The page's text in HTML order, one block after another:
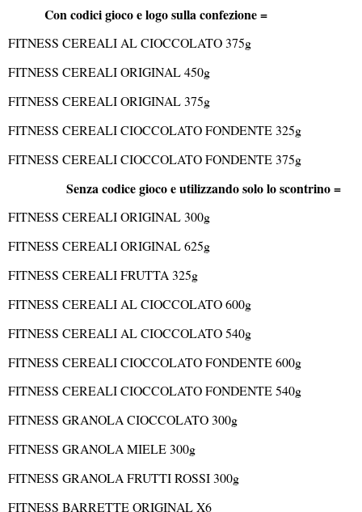
Con codici gioco e logo sulla confezione =
FITNESS CEREALI AL CIOCCOLATO 375g
FITNESS CEREALI ORIGINAL 450g
FITNESS CEREALI ORIGINAL 375g
FITNESS CEREALI CIOCCOLATO FONDENTE 325g
FITNESS CEREALI CIOCCOLATO FONDENTE 375g
Senza codice gioco e utilizzando solo lo scontrino =
FITNESS CEREALI ORIGINAL 300g
FITNESS CEREALI ORIGINAL 625g
FITNESS CEREALI FRUTTA 325g
FITNESS CEREALI AL CIOCCOLATO 600g
FITNESS CEREALI AL CIOCCOLATO 540g
FITNESS CEREALI CIOCCOLATO FONDENTE 600g
FITNESS CEREALI CIOCCOLATO FONDENTE 540g
FITNESS GRANOLA CIOCCOLATO 300g
FITNESS GRANOLA MIELE 300g
FITNESS GRANOLA FRUTTI ROSSI 300g
FITNESS BARRETTE ORIGINAL X6